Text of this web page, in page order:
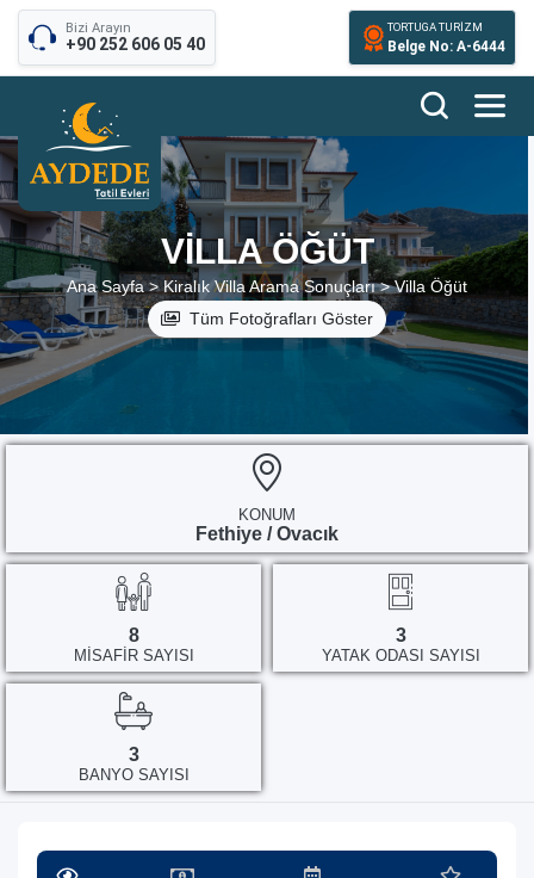
Bizi Arayın
+90 252 606 05 40
TORTUGA TURİZM
Belge No: A-6444
VILLA ÖĞÜT
Ana Sayfa > Kiralık Villa Arama Sonuçları > Villa Öğüt
Tüm Fotoğrafları Göster
KONUM
Fethiye / Ovacık
8
MISAFIR SAYISI
3
YATAK ODASI SAYISI
3
BANYO SAYISI